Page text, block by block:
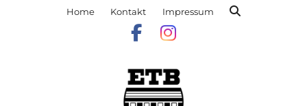
Home Kontakt Impressum